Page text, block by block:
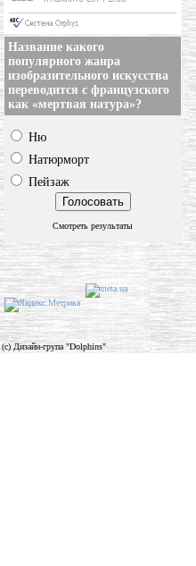
Название какого
популярного жанра
изобразительного искусства
переводится с французского
как «мертвая натура»?
Ню
Натюрморт
Пейзаж
Смотреть результаты
(c) Дизайн-група "Dolphins"